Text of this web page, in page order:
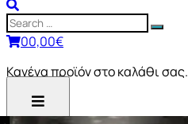
00,00€
Κανένα προϊόν στο καλάθι σας.